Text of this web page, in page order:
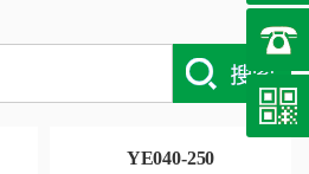
YE040-250